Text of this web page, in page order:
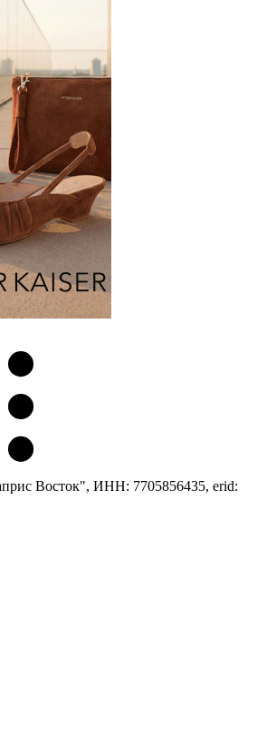
бренда,1999 года выпуска,
тренду на
вариант балеток и
формы и с тонкой подошвой).
Bubble присутствует еще и…
Восток", ИНН: 7705856435, erid: